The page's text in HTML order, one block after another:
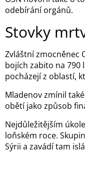
odebírání orgánů.
Stovky
Zvláštní zmocněnec
bojích zabito na 790
pocházejí z oblastí,
Mladenov zmínil
obětí jako způsob
Nejdůležitějším
loňském roce.
Sýrii a zavádí tam